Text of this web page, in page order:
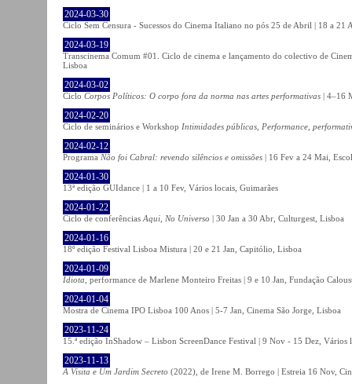
2024-03-30
Ciclo Sem Censura - Sucessos do Cinema Italiano no pós 25 de Abril | 18 a
2024-03-19
Transcinema Comum #01. Ciclo de cinema e lançamento do colectivo de
Lisboa
2024-03-02
Ciclo Corpos Políticos: O corpo fora da norma nas artes performativas | 4–16
2024-02-20
Ciclo de seminários e Workshop Intimidades públicas, Performance,
2024-02-12
Programa Não foi Cabral: revendo silêncios e omissões | 16 Fev a 24 Mai,
2024-01-30
13ª edição GUIdance | 1 a 10 Fev, Vários locais, Guimarães
2024-01-22
Ciclo de conferências Aqui, No Universo | 30 Jan a 30 Abr, Culturgest, Lisboa
2024-01-16
18º edição Festival Lisboa Mistura | 20 e 21 Jan, Capitólio, Lisboa
2024-01-09
Idiota , performance de Marlene Monteiro Freitas | 9 e 10 Jan, Fundação
2024-01-04
Mostra de Cinema IPO Lisboa 100 Anos | 5-7 Jan, Cinema São Jorge, Lisboa
2023-11-24
15.ª edição InShadow – Lisbon ScreenDance Festival | 9 Nov - 15 Dez, Vários
2023-11-13
A Visita e Um Jardim Secreto (2022), de Irene M. Borrego | Estreia 16 Nov,